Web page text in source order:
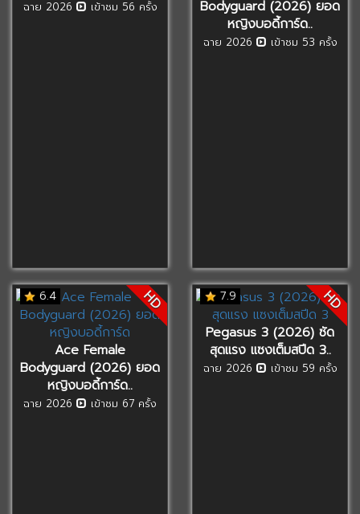
ฉาย 2026 เข้าชม 56 ครั้ง
Bodyguard (2026) ยอด
หญิงบอดี้การ์ด..
ฉาย 2026 เข้าชม 53 ครั้ง
6.4 HD
Ace Female
Bodyguard (2026) ยอด
หญิงบอดี้การ์ด..
ฉาย 2026 เข้าชม 67 ครั้ง
7.9 HD
Pegasus 3 (2026) ซัด
สุดแรง แซงเต็มสปีด 3..
ฉาย 2026 เข้าชม 59 ครั้ง